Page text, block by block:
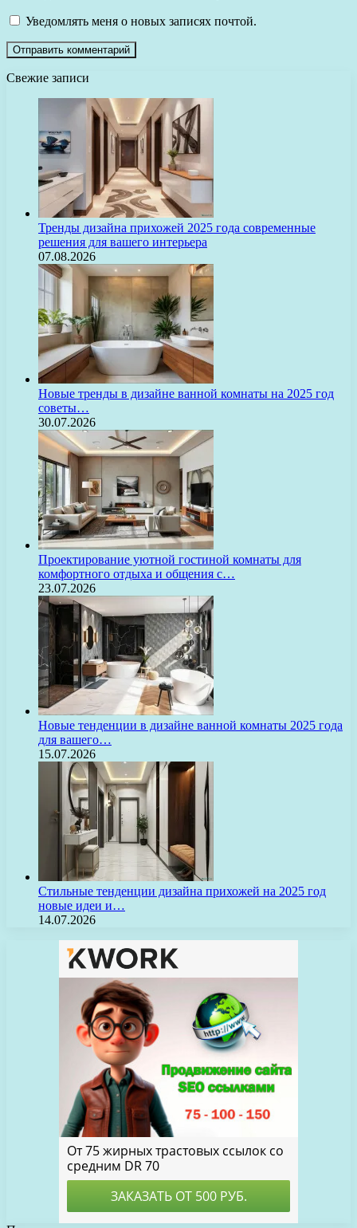
Уведомлять меня о новых записях почтой.
Свежие записи
Тренды дизайна прихожей 2025 года современные
решения для вашего интерьера
07.08.2026
Новые тренды в дизайне ванной комнаты на 2025 год
советы…
30.07.2026
Проектирование уютной гостиной комнаты для
комфортного отдыха и общения с…
23.07.2026
Новые тенденции в дизайне ванной комнаты 2025 года
для вашего…
15.07.2026
Стильные тенденции дизайна прихожей на 2025 год
новые идеи и…
14.07.2026